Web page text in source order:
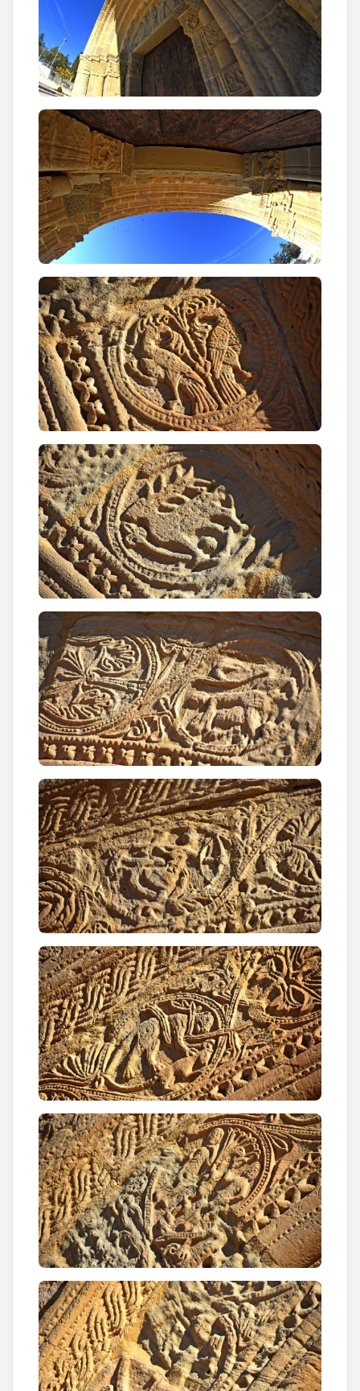
per un rosari damunt el pit, un petit collar i la
diadema als cabells. El cap reposa damunt un coixí
ricament decorat amb elements nobiliaris i els peus
damunt un gos.
Als laterals hi ha escenes de dol. Destaca la
capçalera amb un cavaller que cau del cavall, i als
peus, un escut invertit i l'estendard baix.
A l’interior del Santuari destaca també la imatge
gòtica de Santa Maria de Bell-lloc
tallada en fusta i
l’original de
, que hi ha a la Font del
Comtes.
Curiositats